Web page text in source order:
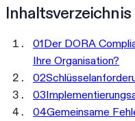
Inhaltsverzeichnis
01Der DORA
Ihre Organisation?
02
03
04Gemeinsame